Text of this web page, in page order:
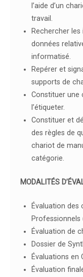
l’aide d’un
travail.
Rechercher
données
informatisé.
Repérer et
supports de
Constituer une
l’étiqueter.
Constituer et
des règles de
chariot de
catégorie.
MODALITÉS
Évaluation
Professionnels
Évaluation de
Dossier de
Évaluations en
Évaluation